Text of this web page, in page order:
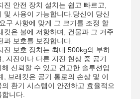
진 안전 장치 설치는 쉽고 빠르고,
및 사용이 가능합니다.당신이 당신
구 사항에 맞게 그 크기를 조정 할
킷은 불에 저항하며, 건물과 그 거주
과 보호를 보장합니다.
진 보호 장치는 최대 500kg의 부하
지진이나 다른 지진 현상 중 공기
신뢰할 수 있고 견고한 솔루션입
, 브래킷은 공기 통로의 손상 및 이
환기 시스템이 안전하고 효율적으
니다.